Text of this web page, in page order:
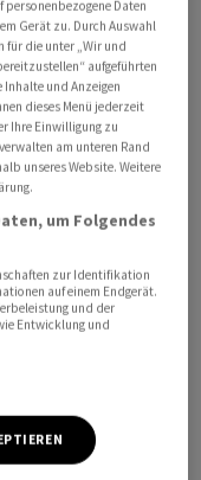
sind. Die
- sie müssten
besteht,
EU-Staaten können
zu Bezahlung bei
oder
wir ein klares
und
CDU-
Angaben der
Elisabetta
Daten
Gerät zu. Durch Auswahl
für die unter „Wir und
aufgeführten
und Anzeigen
dieses Menü jederzeit
Ihre Einwilligung zu
am unteren Rand
unseres Website. Weitere
um Folgendes
zur Identifikation
auf einem Endgerät.
und der
Entwicklung und